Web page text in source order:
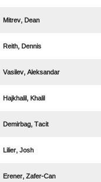
 
 
 
 
 
 
 